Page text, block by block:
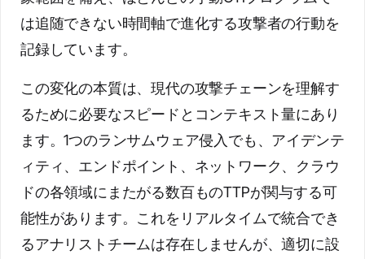
は追随できない時間軸で進化する攻撃者の行動を
記録しています。
この変化の本質は、現代の攻撃チェーンを理解す
るために必要なスピードとコンテキスト量にあり
ます。1つのランサムウェア侵入でも、アイデンテ
ィティ、エンドポイント、ネットワーク、クラウ
ドの各領域にまたがる数百ものTTPが関与する可
能性があります。これをリアルタイムで統合でき
るアナリストチームは存在しませんが、適切に設